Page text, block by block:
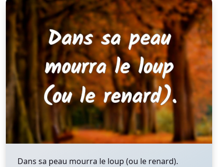
Dans sa peau mourra le loup (ou le renard).